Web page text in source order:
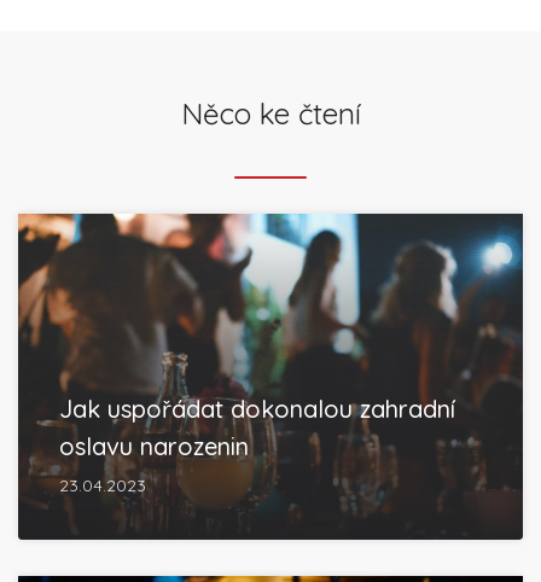
Něco ke čtení
Jak uspořádat dokonalou zahradní
oslavu narozenin
23.04.2023